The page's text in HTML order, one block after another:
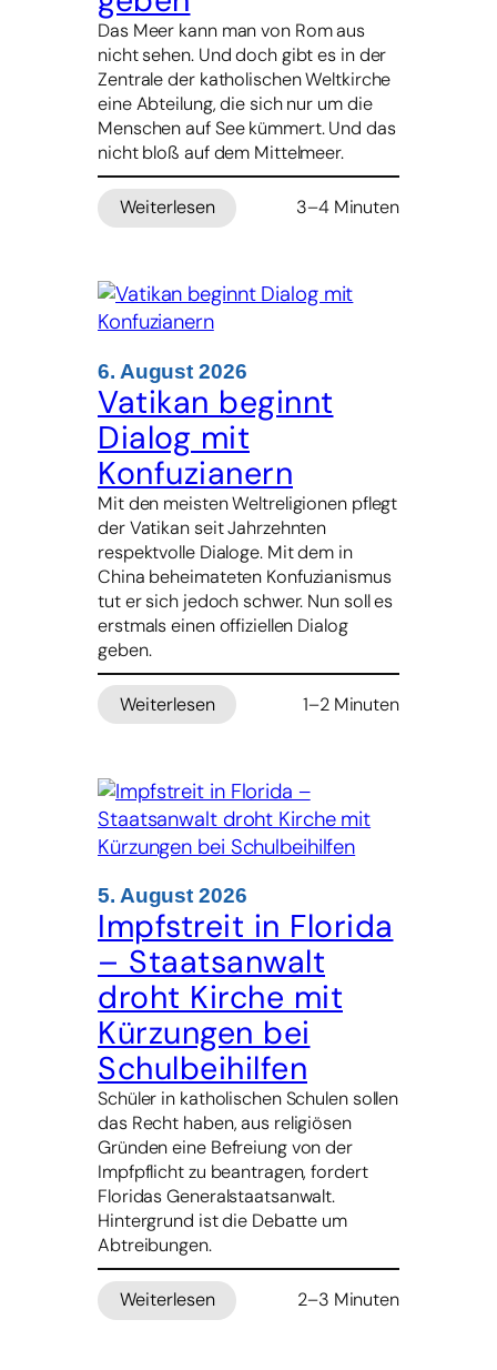
Das Meer kann man von Rom aus
nicht sehen. Und doch gibt es in der
Zentrale der katholischen Weltkirche
eine Abteilung, die sich nur um die
Menschen auf See kümmert. Und das
nicht bloß auf dem Mittelmeer.
Weiterlesen
:
die
Angst
Seeleute
nun
will
er
ihnen
Halt
geben
3–4 Minuten
6. August 2026
Vatikan beginnt
Dialog mit
Konfuzianern
Mit den meisten Weltreligionen pflegt
der Vatikan seit Jahrzehnten
respektvolle Dialoge. Mit dem in
China beheimateten Konfuzianismus
tut er sich jedoch schwer. Nun soll es
erstmals einen offiziellen Dialog
geben.
Weiterlesen
:
Dialog
mit
Konfuzianern
1–2 Minuten
5. August 2026
Impfstreit in Florida
– Staatsanwalt
droht Kirche mit
Kürzungen bei
Schulbeihilfen
Schüler in katholischen Schulen sollen
das Recht haben, aus religiösen
Gründen eine Befreiung von der
Impfpflicht zu beantragen, fordert
Floridas Generalstaatsanwalt.
Hintergrund ist die Debatte um
Abtreibungen.
Weiterlesen
:
2–3 Minuten